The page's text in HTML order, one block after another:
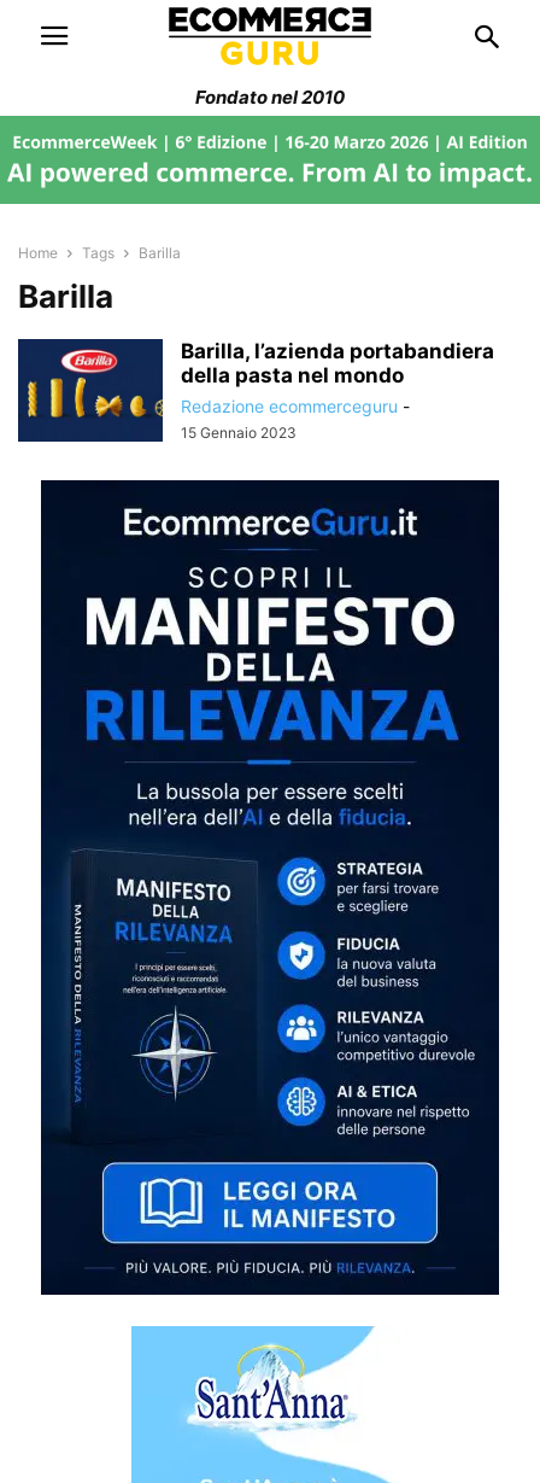
Fondato nel 2010
Home Tags Barilla
Barilla
Barilla, l’azienda portabandiera
della pasta nel mondo
Redazione ecommerceguru -
15 Gennaio 2023